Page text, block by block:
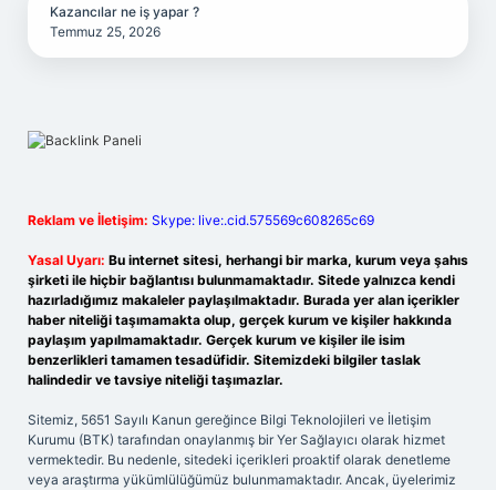
Kazancılar ne iş yapar ?
Temmuz 25, 2026
Reklam ve İletişim: Skype: live:.cid.575569c608265c69
Yasal Uyarı: Bu internet sitesi, herhangi bir marka, kurum veya şahıs
şirketi ile hiçbir bağlantısı bulunmamaktadır. Sitede yalnızca kendi
hazırladığımız makaleler paylaşılmaktadır. Burada yer alan içerikler
haber niteliği taşımamakta olup, gerçek kurum ve kişiler hakkında
paylaşım yapılmamaktadır. Gerçek kurum ve kişiler ile isim
benzerlikleri tamamen tesadüfidir. Sitemizdeki bilgiler taslak
halindedir ve tavsiye niteliği taşımazlar.
Sitemiz, 5651 Sayılı Kanun gereğince Bilgi Teknolojileri ve İletişim
Kurumu (BTK) tarafından onaylanmış bir Yer Sağlayıcı olarak hizmet
vermektedir. Bu nedenle, sitedeki içerikleri proaktif olarak denetleme
veya araştırma yükümlülüğümüz bulunmamaktadır. Ancak, üyelerimiz